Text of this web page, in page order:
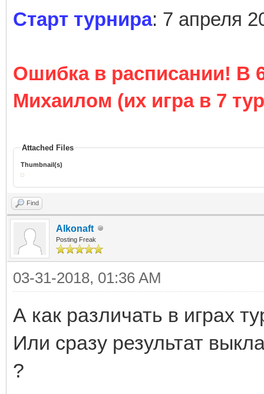
Старт турнира: 7 апреля
Ошибка в расписании! В
Михаилом (их игра в 7
Attached Files
Thumbnail(s)
Find
Alkonaft
Posting Freak
03-31-2018, 01:36 AM
А как различать в играх
Или сразу результат
?